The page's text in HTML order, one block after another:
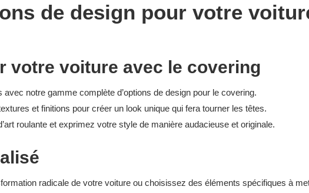
de design pour votre
votre voiture avec le covering
notre gamme complète d’options de design pour le covering.
et finitions pour créer un look unique qui fera tourner les têtes.
roulante et exprimez votre style de manière audacieuse et originale.
radicale de votre voiture ou choisissez des éléments spécifiques à